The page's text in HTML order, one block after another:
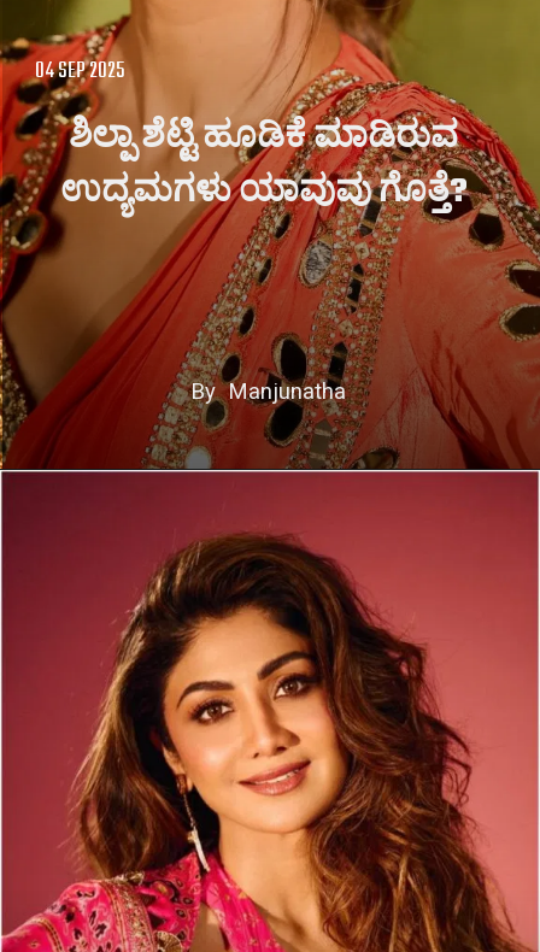
ಶಿಲ್ಪಾ ಶೆಟ್ಟಿ ಹೂಡಿಕೆ ಮಾಡಿರುವ
ಉದ್ಯಮಗಳು ಯಾವುವು ಗೊತ್ತೆ?
04 SEP 2025
By Manjunatha